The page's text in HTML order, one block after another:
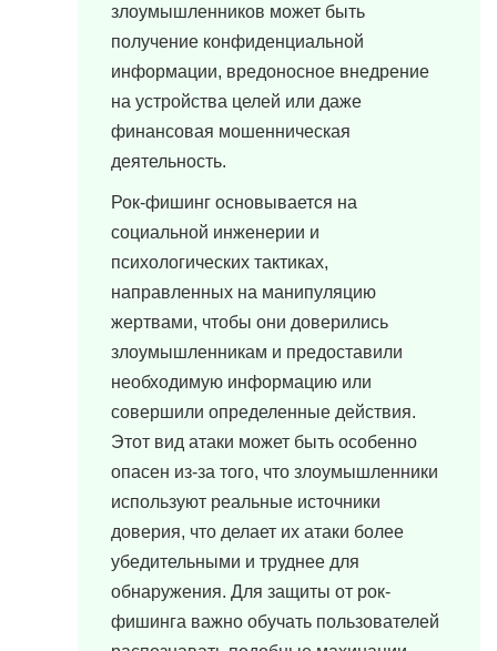
злоумышленников может быть
получение конфиденциальной
информации, вредоносное внедрение
на устройства целей или даже
финансовая мошенническая
деятельность.
Рок-фишинг основывается на
социальной инженерии и
психологических тактиках,
направленных на манипуляцию
жертвами, чтобы они доверились
злоумышленникам и предоставили
необходимую информацию или
совершили определенные действия.
Этот вид атаки может быть особенно
опасен из-за того, что злоумышленники
используют реальные источники
доверия, что делает их атаки более
убедительными и труднее для
обнаружения. Для защиты от рок-
фишинга важно обучать пользователей